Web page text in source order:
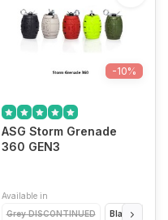
-10%
ASG Storm Grenade
360 GEN3
Available in
Grey DISCONTINUED
Black